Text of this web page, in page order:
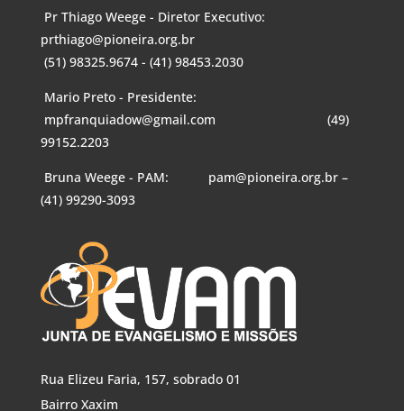
Pr Thiago Weege - Diretor Executivo:
prthiago@pioneira.org.br
(51) 98325.9674 - (41) 98453.2030
Mario Preto - Presidente:
mpfranquiadow@gmail.com (49)
99152.2203
Bruna Weege - PAM: pam@pioneira.org.br–
(41) 99290-3093
Rua Elizeu Faria, 157, sobrado 01
Bairro Xaxim